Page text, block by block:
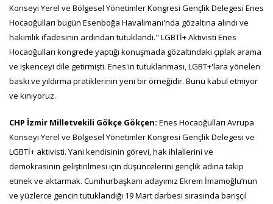
Konseyi Yerel ve Bölgesel Yönetimler Kongresi Gençlik Delegesi Enes
Hocaoğulları bugün Esenboğa Havalimanı'nda gözaltına alındı ve
hakimlik ifadesinin ardından tutuklandı." LGBTİ+ Aktivisti Enes
Hocaoğulları kongrede yaptığı konuşmada gözaltındaki çıplak arama
ve işkenceyi dile getirmişti. Enes'in tutuklanması, LGBT+'lara yönelen
baskı ve yıldırma pratiklerinin yeni bir örneğidir. Bunu kabul etmiyor
ve kınıyoruz.
CHP İzmir Milletvekili Gökçe Gökçen: Enes Hocaoğulları Avrupa
Konseyi Yerel ve Bölgesel Yönetimler Kongresi Gençlik Delegesi ve
LGBTİ+ aktivisti. Yani kendisinin görevi, hak ihlallerini ve
demokrasinin geliştirilmesi için düşüncelerini gençlik adına takip
etmek ve aktarmak. Cumhurbaşkanı adayımız Ekrem İmamoğlu’nun
ve yüzlerce gencin tutuklandığı 19 Mart darbesi sırasında barışçıl